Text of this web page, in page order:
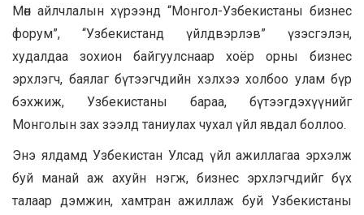
Мөн айлчлалын хүрээнд “Монгол-Узбекистаны бизнес
форум”, “Узбекистанд үйлдвэрлэв” үзэсгэлэн,
худалдаа зохион байгуулснаар хоёр орны бизнес
эрхлэгч, баялаг бүтээгчдийн хэлхээ холбоо улам бүр
бэхжиж, Узбекистаны бараа, бүтээгдэхүүнийг
Монголын зах зээлд таниулах чухал үйл явдал боллоо.
Энэ ялдамд Узбекистан Улсад үйл ажиллагаа эрхэлж
буй манай аж ахуйн нэгж, бизнес эрхлэгчдийг бүх
талаар дэмжин, хамтран ажиллаж буй Узбекистаны